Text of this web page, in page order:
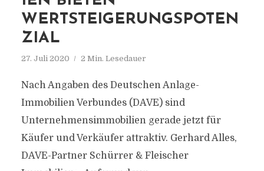
WERTSTEIGERUNGSPOTEN
ZIAL
27. Juli 2020 2 Min. Lesedauer
Nach Angaben des Deutschen Anlage-
Immobilien Verbundes (DAVE) sind
Unternehmensimmobilien gerade jetzt für
Käufer und Verkäufer attraktiv. Gerhard Alles,
DAVE-Partner Schürrer & Fleischer